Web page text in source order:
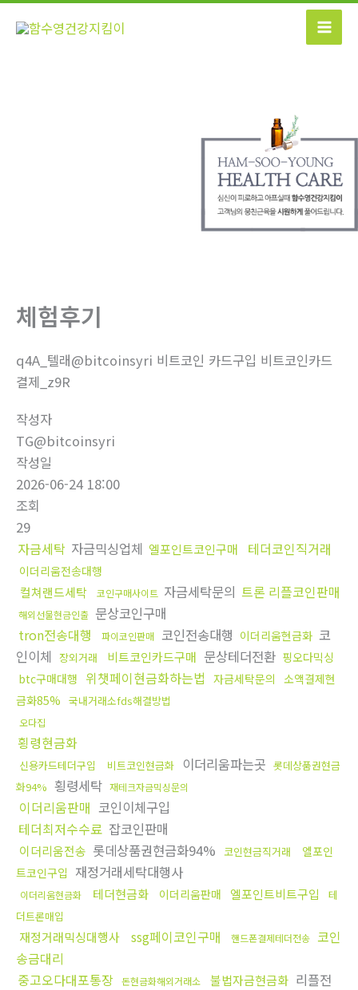
콘
체험후기
q4A_텔래@bitcoinsyri 비트코인 카드구입 비트코인카드
결제_z9R
작성자
TG@bitcoinsyri
작성일
2026-06-24 18:00
조회
29
자금세탁 자금믹싱업체 엘포인트코인구매 테더코인직거래
이더리움전송대행
컬쳐랜드세탁 코인구매사이트 자금세탁문의 트론 리플코인판매
해외선물현금인출 문상코인구매
tron전송대행
파이코인판매 코인전송대행 이더리움현금화 코
인이체 장외거래 비트코인카드구매 문상테더전환 핑오다믹싱
btc구매대행 위챗페이현금화하는법 자금세탁문의 소액결제현
금화85% 국내거래소fds해결방법
오다집
횡령현금화
신용카드테더구입 비트코인현금화 이더리움파는곳 롯데상품권현금
화94% 횡령세탁 재테크자금믹싱문의
이더리움판매 코인이체구입
테더최저수수료 잡코인판매
이더리움전송 롯데상품권현금화94% 코인현금직거래
엘포인
트코인구입 재정거래세탁대행사
이더리움현금화 테더현금화 이더리움판매 엘포인트비트구입
테
더트론매입
재정거래믹싱대행사 ssg페이코인구매 핸드폰결제테더전송 코인
송금대리
중고오다대포통장 돈현금화해외거래소 불법자금현금화 리플전